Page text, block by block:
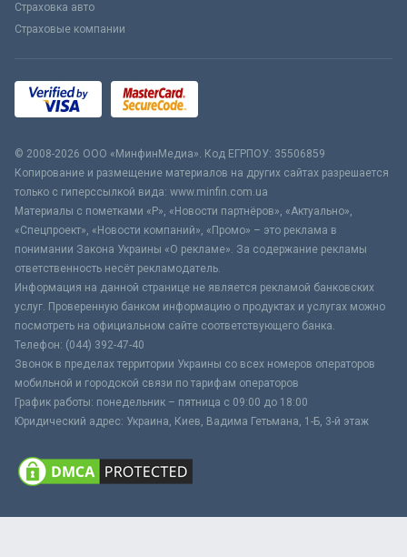
Страховка авто
Страховые компании
© 2008-2026 ООО «МинфинМедиа». Код ЕГРПОУ: 35506859
Копирование и размещение материалов на других сайтах разрешается
только с гиперссылкой вида: www.minfin.com.ua
Материалы с пометками «Р», «Новости партнёров», «Актуально»,
«Спецпроект», «Новости компаний», «Промо» – это реклама в
понимании Закона Украины «О рекламе». За содержание рекламы
ответственность несёт рекламодатель.
Информация на данной странице не является рекламой банковских
услуг. Проверенную банком информацию о продуктах и услугах можно
посмотреть на официальном сайте соответствующего банка.
Телефон: (044) 392-47-40
Звонок в пределах территории Украины со всех номеров операторов
мобильной и городской связи по тарифам операторов
График работы: понедельник – пятница с 09:00 до 18:00
Юридический адрес: Украина, Киев, Вадима Гетьмана, 1-Б, 3-й этаж